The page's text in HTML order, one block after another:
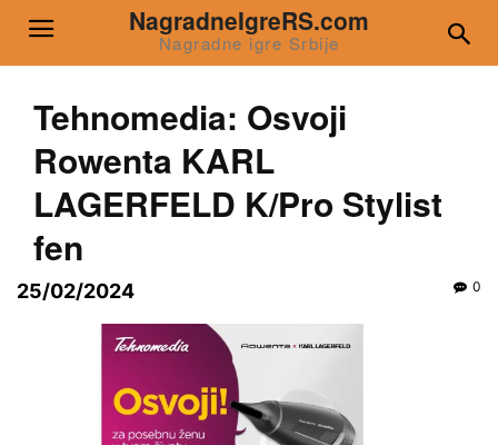
NagradneIgreRS.com
Nagradne igre Srbije
Tehnomedia: Osvoji
Rowenta KARL
LAGERFELD K/Pro Stylist
fen
25/02/2024 0